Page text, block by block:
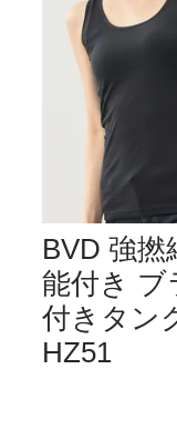
BVD 強撚
能付き
付きタン
HZ51